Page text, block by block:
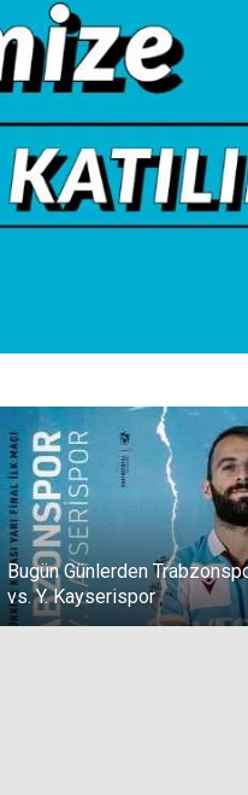
Bugün Günlerden
vs. Y. Kayserispor